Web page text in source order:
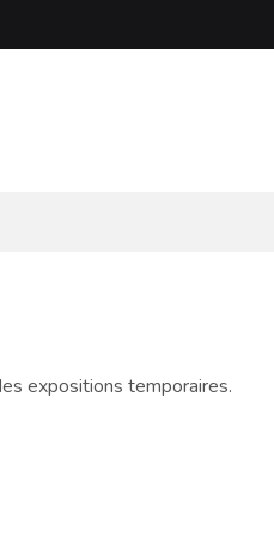
expositions temporaires.